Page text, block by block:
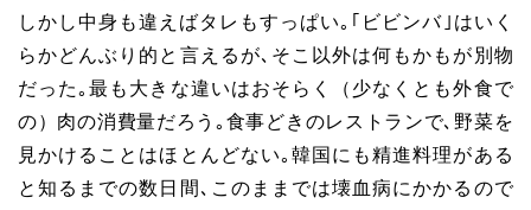
しかし中身も違えばタレもすっぱい｡｢ビビンバ｣はいく
らかどんぶり的と言えるが､そこ以外は何もかもが別物
だった｡最も大きな違いはおそらく（少なくとも外食で
の）肉の消費量だろう｡食事どきのレストランで､野菜を
見かけることはほとんどない｡韓国にも精進料理がある
と知るまでの数日間､このままでは壊血病にかかるので